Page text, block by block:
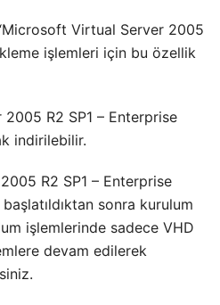
Virtual Server 2005
işlemleri için bu özellik
R2 SP1 – Enterprise
indirilebilir.
R2 SP1 – Enterprise
sonra kurulum
işlemlerinde sadece VHD
devam edilerek